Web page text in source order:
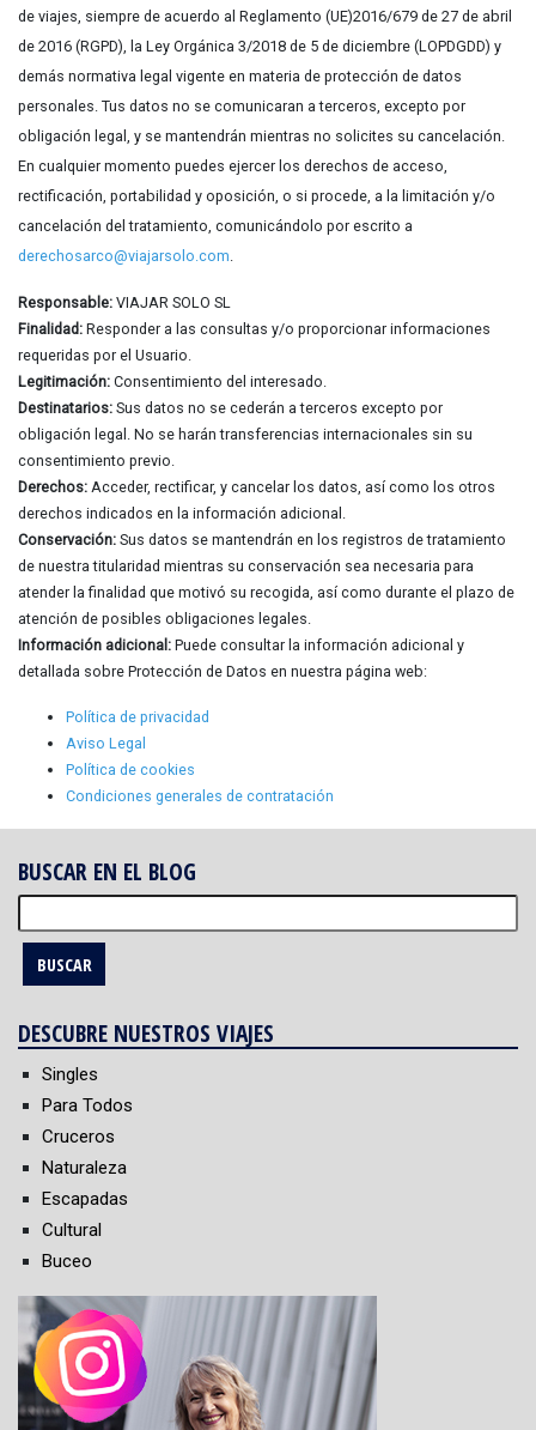
de viajes, siempre de acuerdo al Reglamento (UE)2016/679 de 27 de abril
de 2016 (RGPD), la Ley Orgánica 3/2018 de 5 de diciembre (LOPDGDD) y
demás normativa legal vigente en materia de protección de datos
personales. Tus datos no se comunicaran a terceros, excepto por
obligación legal, y se mantendrán mientras no solicites su cancelación.
En cualquier momento puedes ejercer los derechos de acceso,
rectificación, portabilidad y oposición, o si procede, a la limitación y/o
cancelación del tratamiento, comunicándolo por escrito a
derechosarco@viajarsolo.com.
Responsable: VIAJAR SOLO SL
Finalidad: Responder a las consultas y/o proporcionar informaciones
requeridas por el Usuario.
Legitimación: Consentimiento del interesado.
Destinatarios: Sus datos no se cederán a terceros excepto por
obligación legal. No se harán transferencias internacionales sin su
consentimiento previo.
Derechos: Acceder, rectificar, y cancelar los datos, así como los otros
derechos indicados en la información adicional.
Conservación: Sus datos se mantendrán en los registros de tratamiento
de nuestra titularidad mientras su conservación sea necesaria para
atender la finalidad que motivó su recogida, así como durante el plazo de
atención de posibles obligaciones legales.
Información adicional: Puede consultar la información adicional y
detallada sobre Protección de Datos en nuestra página web:
Política de privacidad
Aviso Legal
Política de cookies
Condiciones generales de contratación
BUSCAR EN EL BLOG
DESCUBRE NUESTROS VIAJES
Singles
Para Todos
Cruceros
Naturaleza
Escapadas
Cultural
Buceo